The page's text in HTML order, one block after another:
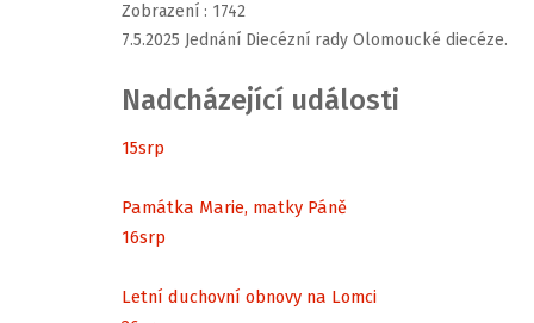
Zobrazení : 1742
7.5.2025 Jednání Diecézní rady Olomoucké diecéze.
Nadcházející události
15srp
Památka Marie, matky Páně
16srp
Letní duchovní obnovy na Lomci